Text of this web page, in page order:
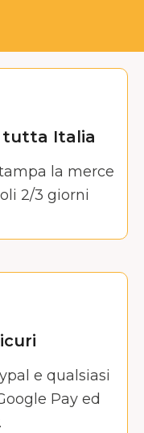
tutta Italia
la merce
2/3 giorni
e qualsiasi
Pay ed